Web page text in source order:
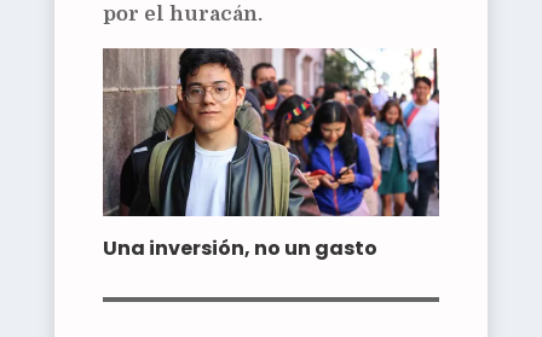
por el huracán.
Una inversión, no un gasto